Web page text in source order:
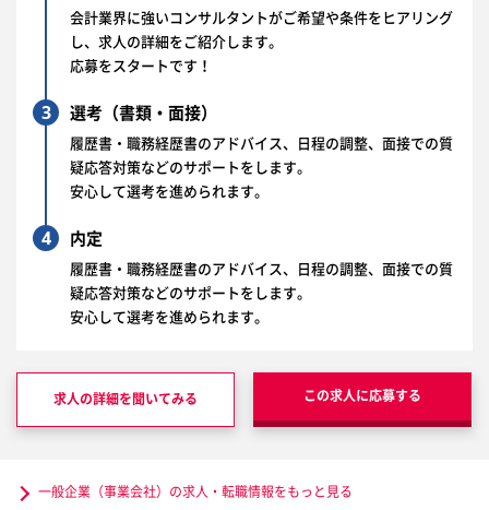
会計業界に強いコンサルタントがご希望や条件をヒアリング
し、求人の詳細をご紹介します。
応募をスタートです！
3 選考（書類・面接）
履歴書・職務経歴書のアドバイス、日程の調整、面接での質
疑応答対策などのサポートをします。
安心して選考を進められます。
4 内定
履歴書・職務経歴書のアドバイス、日程の調整、面接での質
疑応答対策などのサポートをします。
安心して選考を進められます。
求人の詳細を聞いてみる この求人に応募する
一般企業（事業会社）の求人・転職情報をもっと見る